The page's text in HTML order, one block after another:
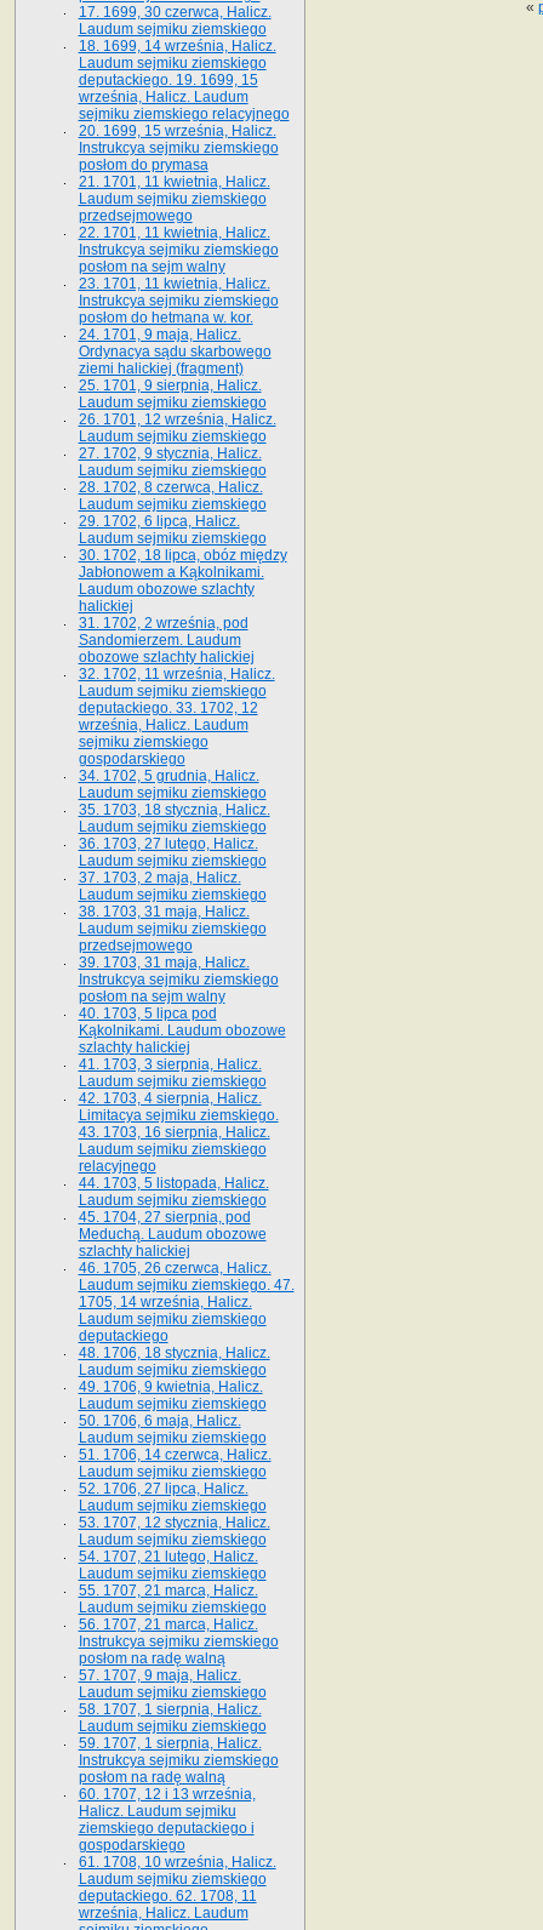
«
17. 1699, 30 czerwca, Halicz.
Laudum sejmiku ziemskiego
18. 1699, 14 września, Halicz.
Laudum sejmiku ziemskiego
deputackiego. 19. 1699, 15
września, Halicz. Laudum
sejmiku ziemskiego relacyjnego
20. 1699, 15 września, Halicz.
Instrukcya sejmiku ziemskiego
posłom do prymasa
21. 1701, 11 kwietnia, Halicz.
Laudum sejmiku ziemskiego
przedsejmowego
22. 1701, 11 kwietnia, Halicz.
Instrukcya sejmiku ziemskiego
posłom na sejm walny
23. 1701, 11 kwietnia, Halicz.
Instrukcya sejmiku ziemskiego
posłom do hetmana w. kor.
24. 1701, 9 maja, Halicz.
Ordynacya sądu skarbowego
ziemi halickiej (fragment)
25. 1701, 9 sierpnia, Halicz.
Laudum sejmiku ziemskiego
26. 1701, 12 września, Halicz.
Laudum sejmiku ziemskiego
27. 1702, 9 stycznia, Halicz.
Laudum sejmiku ziemskiego
28. 1702, 8 czerwca, Halicz.
Laudum sejmiku ziemskiego
29. 1702, 6 lipca, Halicz.
Laudum sejmiku ziemskiego
30. 1702, 18 lipca, obóz między
Jabłonowem a Kąkolnikami.
Laudum obozowe szlachty
halickiej
31. 1702, 2 września, pod
Sandomierzem. Laudum
obozowe szlachty halickiej
32. 1702, 11 września, Halicz.
Laudum sejmiku ziemskiego
deputackiego. 33. 1702, 12
września, Halicz. Laudum
sejmiku ziemskiego
gospodarskiego
34. 1702, 5 grudnia, Halicz.
Laudum sejmiku ziemskiego
35. 1703, 18 stycznia, Halicz.
Laudum sejmiku ziemskiego
36. 1703, 27 lutego, Halicz.
Laudum sejmiku ziemskiego
37. 1703, 2 maja, Halicz.
Laudum sejmiku ziemskiego
38. 1703, 31 maja, Halicz.
Laudum sejmiku ziemskiego
przedsejmowego
39. 1703, 31 maja, Halicz.
Instrukcya sejmiku ziemskiego
posłom na sejm walny
40. 1703, 5 lipca pod
Kąkolnikami. Laudum obozowe
szlachty halickiej
41­. 1703, 3 sierpnia, Halicz.
Laudum sejmiku ziemskiego
42. 1703, 4 sierpnia, Halicz.
Limitacya sejmiku ziemskiego.
43. 1703, 16 sierpnia, Halicz.
Laudum sejmiku ziemskiego
relacyjnego
44. 1703, 5 listopada, Halicz.
Laudum sejmiku ziemskiego
45. 1704, 27 sierpnia, pod
Meduchą. Laudum obozowe
szlachty halickiej
46. 1705, 26 czerwca, Halicz.
Laudum sejmiku ziemskiego. 47.
1705, 14 września, Halicz.
Laudum sejmiku ziemskiego
deputackiego
48. 1706, 18 stycznia, Halicz.
Laudum sejmiku ziemskiego
49. 1706, 9 kwietnia, Halicz.
Laudum sejmiku ziemskiego
50. 1706, 6 maja, Halicz.
Laudum sejmiku ziemskiego
51. 1706, 14 czerwca, Halicz.
Laudum sejmiku ziemskiego
52. 1706, 27 lipca, Halicz.
Laudum sejmiku ziemskiego
53. 1707, 12 stycznia, Halicz.
Laudum sejmiku ziemskiego
54. 1707, 21 lutego, Halicz.
Laudum sejmiku ziemskiego
55. 1707, 21 marca, Halicz.
Laudum sejmiku ziemskiego
56. 1707, 21 marca, Halicz.
Instrukcya sejmiku ziemskiego
posłom na radę walną
57. 1707, 9 maja, Halicz.
Laudum sejmiku ziemskiego
58. 1707, 1 sierpnia, Halicz.
Laudum sejmiku ziemskiego
59. 1707, 1 sierpnia, Halicz.
Instrukcya sejmiku ziemskiego
posłom na radę walną
60. 1707, 12 i 13 września,
Halicz. Laudum sejmiku
ziemskiego deputackiego i
gospodarskiego
61. 1708, 10 września, Halicz.
Laudum sejmiku ziemskiego
deputackiego. 62. 1708, 11
września, Halicz. Laudum